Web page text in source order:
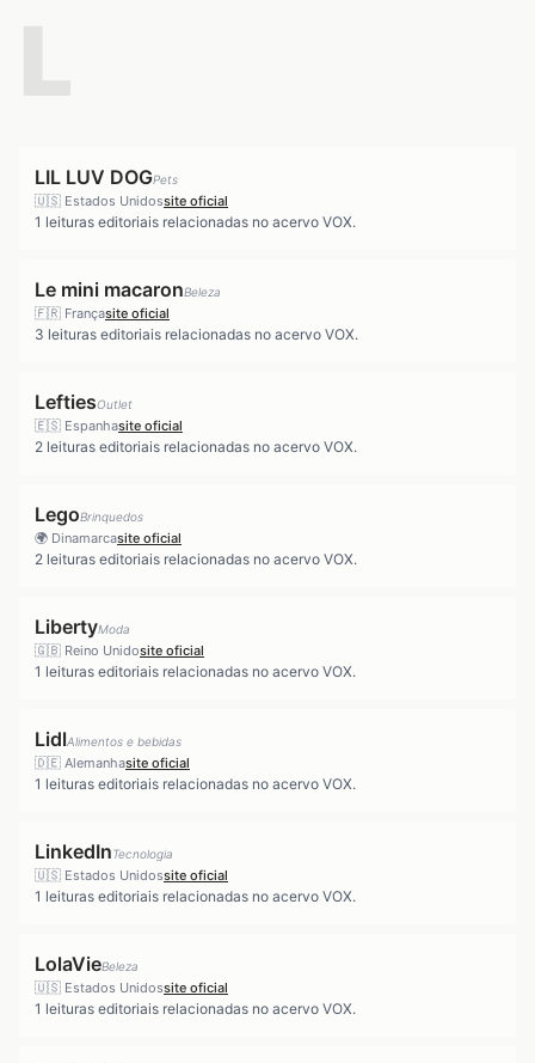
LIL LUV DOGPets
🇺🇸 Estados Unidossite oficial
1 leituras editoriais relacionadas no acervo VOX.
Le mini macaronBeleza
🇫🇷 Françasite oficial
3 leituras editoriais relacionadas no acervo VOX.
LeftiesOutlet
🇪🇸 Espanhasite oficial
2 leituras editoriais relacionadas no acervo VOX.
LegoBrinquedos
🌍 Dinamarcasite oficial
2 leituras editoriais relacionadas no acervo VOX.
LibertyModa
🇬🇧 Reino Unidosite oficial
1 leituras editoriais relacionadas no acervo VOX.
LidlAlimentos e bebidas
🇩🇪 Alemanhasite oficial
1 leituras editoriais relacionadas no acervo VOX.
LinkedInTecnologia
🇺🇸 Estados Unidossite oficial
1 leituras editoriais relacionadas no acervo VOX.
LolaVieBeleza
🇺🇸 Estados Unidossite oficial
1 leituras editoriais relacionadas no acervo VOX.